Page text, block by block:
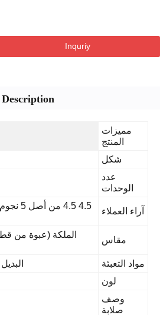
Inquriy
Description
مميزات
المنتج
شكل
الوحدات
العملاء
مقاس
الملكة (عبوة من
التعبئة
البديل
وصف
صلابة